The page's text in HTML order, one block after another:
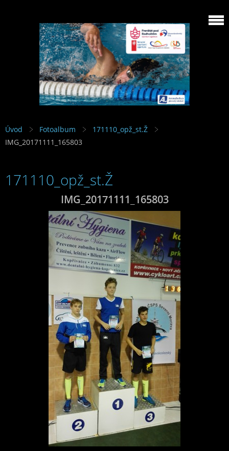
Úvod Fotoalbum
171110_opž_st.Ž
IMG_20171111_165803
171110_opž_st.Ž
IMG_20171111_165803